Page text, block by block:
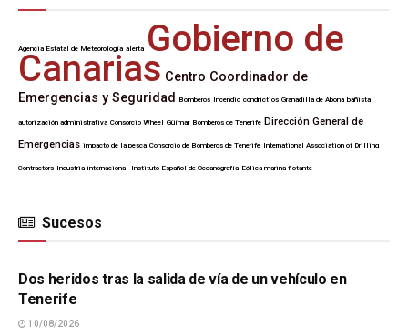
Agencia Estatal de Meteorología alerta Gobierno de
Canarias Centro Coordinador de
Emergencias y Seguridad
Bomberos Incendio condrictios Granadilla de Abona bañista
autorización administrativa Consorcio Wheel Güímar Bomberos de Tenerife Dirección General de
Emergencias impacto de la pesca Consorcio de Bomberos de Tenerife International Association of Drilling
Contractors Industria internacional Instituto Español de Oceanografía Eólica marina flotante
Sucesos
SUCESOS
Dos heridos tras la salida de vía de un vehículo en
Tenerife
10/08/2026